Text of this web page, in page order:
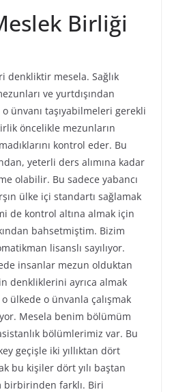
Birliği
denkliktir mesela. Sağlık
ve yurtdışından
ünvanı taşıyabilmeleri gerekli
öncelikle mezunların
kontrol eder. Bu
yeterli ders alımına kadar
olabilir. Bu sadece yabancı
ülke içi standartı sağlamak
de kontrol altına almak için
bahsetmiştim. Bizim
lisanslı sayılıyor.
insanlar mezun olduktan
denkliklerini ayrıca almak
ülkede o ünvanla çalışmak
Mesela benim bölümüm
bölümlerimiz var. Bu
geçişle iki yıllıktan dört
bu kişiler dört yılı baştan
birbirinden farklı. Biri